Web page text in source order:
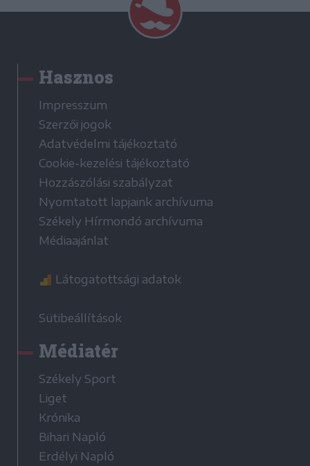
Hasznos
Impresszum
Szerzői jogok
Adatvédelmi tájékoztató
Cookie-kezelési tájékoztató
Hozzászólási szabályzat
Nyomtatott lapjaink archívuma
Székely Hírmondó archívuma
Médiaajánlat
Látogatottsági adatok
Sütibeállítások
Médiatér
Székely Sport
Liget
Krónika
Bihari Napló
Erdélyi Napló